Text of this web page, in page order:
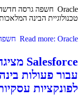
טכנולוגיית הבינה
Read more: Oracle חשפה גרסה חדשה של Clinical AI Agent
עבור פעולות
לפונקציות